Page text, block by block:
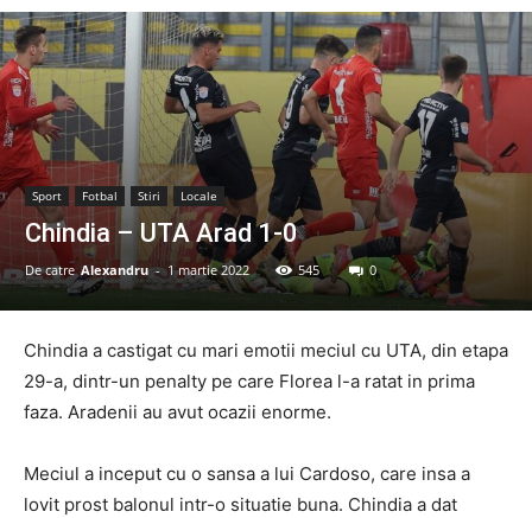
Sport Fotbal Stiri Locale
Chindia – UTA Arad 1-0
De catre Alexandru - 1 martie 2022 545 0
Chindia a castigat cu mari emotii meciul cu UTA, din etapa
29-a, dintr-un penalty pe care Florea l-a ratat in prima
faza. Aradenii au avut ocazii enorme.
Meciul a inceput cu o sansa a lui Cardoso, care insa a
lovit prost balonul intr-o situatie buna. Chindia a dat